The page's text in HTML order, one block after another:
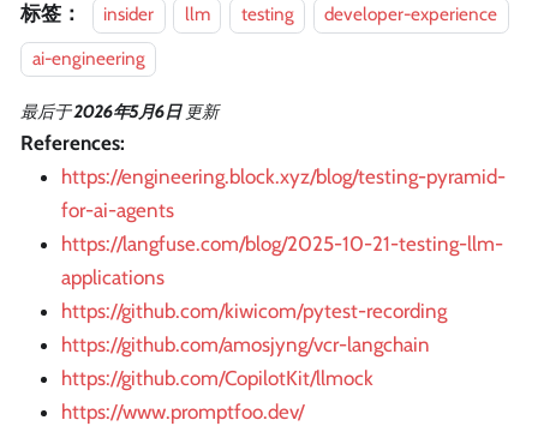
标签： insider llm testing
developer-experience
ai-engineering
最后于2026年5月6日 更新
References:
https://engineering.block.xyz/blog/testing-pyramid-
for-ai-agents
https://langfuse.com/blog/2025-10-21-testing-llm-
applications
https://github.com/kiwicom/pytest-recording
https://github.com/amosjyng/vcr-langchain
https://github.com/CopilotKit/llmock
https://www.promptfoo.dev/